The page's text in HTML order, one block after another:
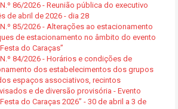
86/2026 - Reunião pública do executivo
de abril de 2026 - dia 28
85/2026 - Alterações ao estacionamento
de estacionamento no âmbito do evento
do Caraças”
84/2026 - Horários e condições de
dos estabelecimentos dos grupos
espaços associativos, recintos
e de diversão provisória - Evento
do Caraças 2026” - 30 de abril a 3 de